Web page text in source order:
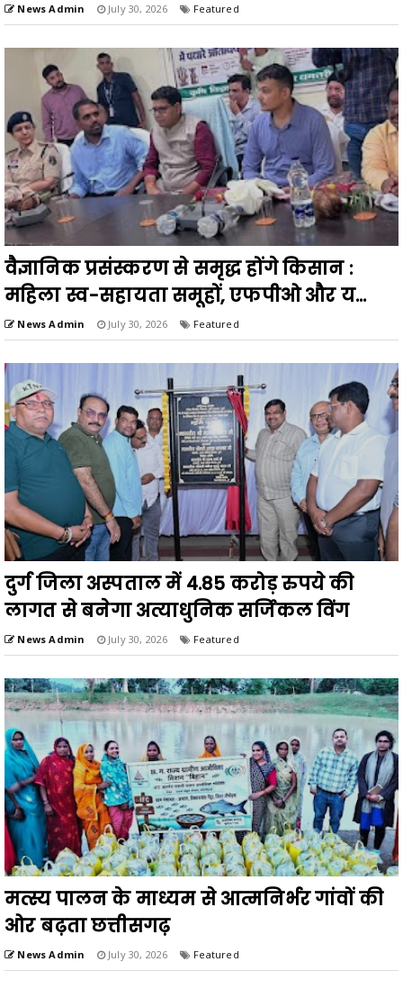
News Admin July 30, 2026 Featured
वैज्ञानिक प्रसंस्करण से समृद्ध होंगे किसान :
महिला स्व-सहायता समूहों, एफपीओ और य...
News Admin July 30, 2026 Featured
दुर्ग जिला अस्पताल में 4.85 करोड़ रुपये की
लागत से बनेगा अत्याधुनिक सर्जिकल विंग
News Admin July 30, 2026 Featured
मत्स्य पालन के माध्यम से आत्मनिर्भर गांवों की
ओर बढ़ता छत्तीसगढ़
News Admin July 30, 2026 Featured